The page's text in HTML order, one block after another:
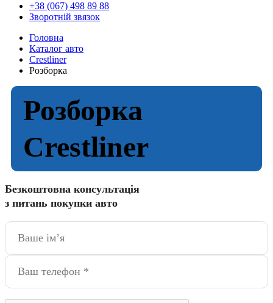
+38 (067) 498 89 88
Зворотній звязок
Головна
Каталог авто
Crestliner
Розборка
Розборка
Crestliner
Безкоштовна консультація
з питань покупки авто